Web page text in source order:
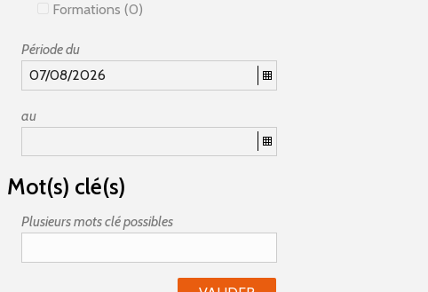
Formations (0)
Période du
au
Mot(s) clé(s)
Plusieurs mots clé possibles